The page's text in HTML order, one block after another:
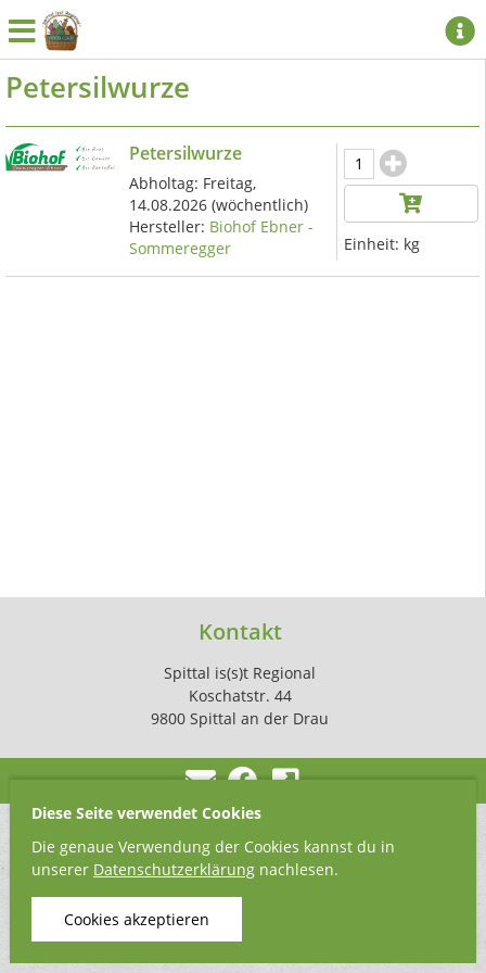
Petersilwurze
Petersilwurze
Abholtag: Freitag,
14.08.2026(wöchentlich)
Hersteller: Biohof Ebner -
Sommeregger
Einheit: kg
Kontakt
Spittal is(s)t Regional
Koschatstr. 44
9800 Spittal an der Drau
Diese Seite verwendet Cookies
Die genaue Verwendung der Cookies kannst du in
unserer Datenschutzerklärungnachlesen.
Cookies akzeptieren